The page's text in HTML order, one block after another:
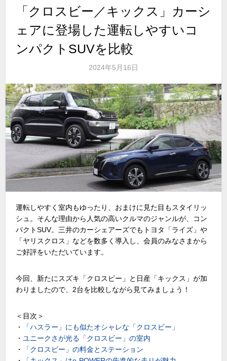
「クロスビー／キックス」カーシ
ェアに登場した運転しやすいコ
ンパクトSUVを比較
2024年5月16日
運転しやすく室内もゆったり、おまけに見た目もスタイリッ
シュ。そんな理由から人気の高いクルマのジャンルが、コン
パクトSUV。三井のカーシェアーズでもトヨタ「ライズ」や
「ヤリスクロス」などを数多く導入し、会員のみなさまから
ご好評をいただいています。
今回、新たにスズキ「クロスビー」と日産「キックス」が加
わりましたので、2台を比較しながら見てみましょう！
＜目次＞
・
「ハスラー」にも似たオシャレな「クロスビー」
・ユニークさが光る「クロスビー」の室内
・
「クロスビー」の料金とステーション